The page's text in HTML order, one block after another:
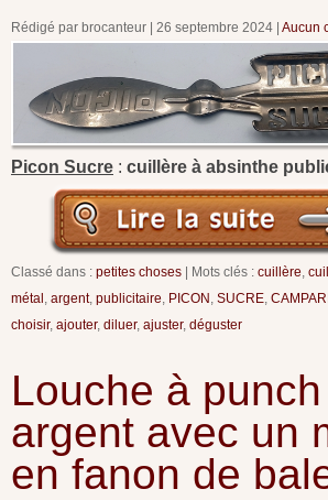
Rédigé par brocanteur 26 septembre 2024 Aucun
Picon Sucre : cuillère à absinthe
Classé dans : petites choses Mots clés : cuillère
métal
argent, publicitaire PICON SUCRE CAMPARI
choisir, ajouter, diluer, ajuster, déguster
Louche à
argent avec un
en fanon de